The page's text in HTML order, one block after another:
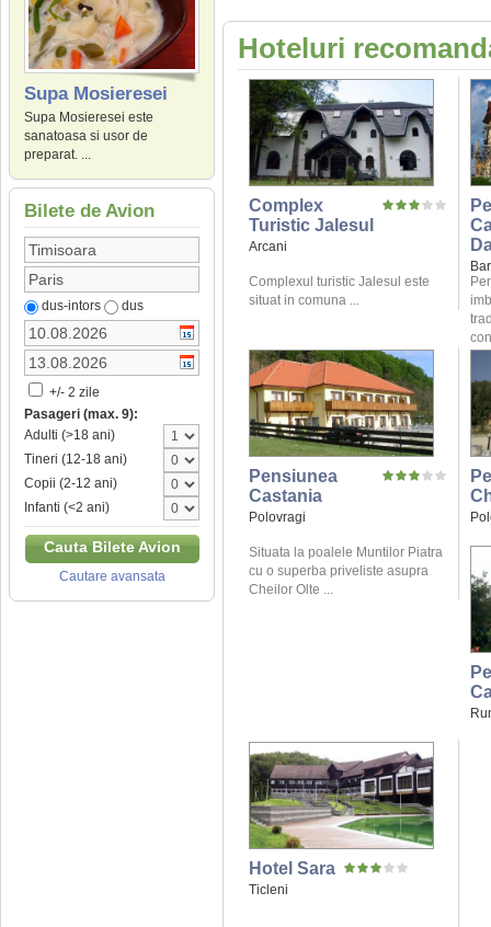
Supa Mosieresei
Supa Mosieresei este
sanatoasa si usor de
preparat. ...
Bilete de Avion
dus-intors dus
+/- 2 zile
Pasageri (max. 9):
Adulti (>18 ani)
Tineri (12-18 ani)
Copii (2-12 ani)
Infanti (<2 ani)
Cauta Bilete Avion
Cautare avansata
Hoteluri
Complex
Turistic Jalesul
Arcani
Complexul turistic Jalesul este
situat in comuna ...
Pensiunea
Castania
Polovragi
Situata la poalele Muntilor Piatra
cu o superba priveliste asupra
Cheilor Olte ...
Hotel Sara
Ticleni